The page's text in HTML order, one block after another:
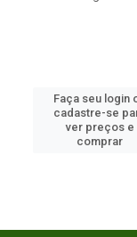
Faça seu login
cadastre-se
ver preços e
comprar